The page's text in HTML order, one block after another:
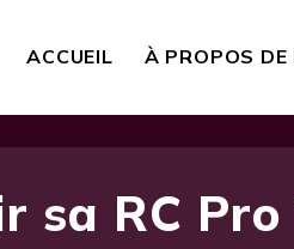
ACCUEIL À PROPOS DE
sa RC